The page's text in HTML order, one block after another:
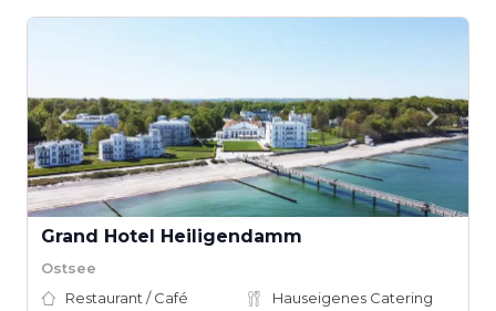
Grand Hotel Heiligendamm
Ostsee
Restaurant / Café
Hauseigenes Catering